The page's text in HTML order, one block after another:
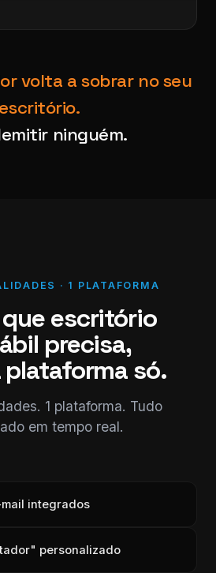
volta a sobrar no seu
escritório.
ninguém.
· 1 PLATAFORMA
escritório
precisa,
plataforma só.
1 plataforma. Tudo
em tempo real.
integrados
personalizado